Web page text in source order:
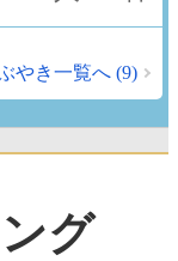
やき一覧へ (9)
グ